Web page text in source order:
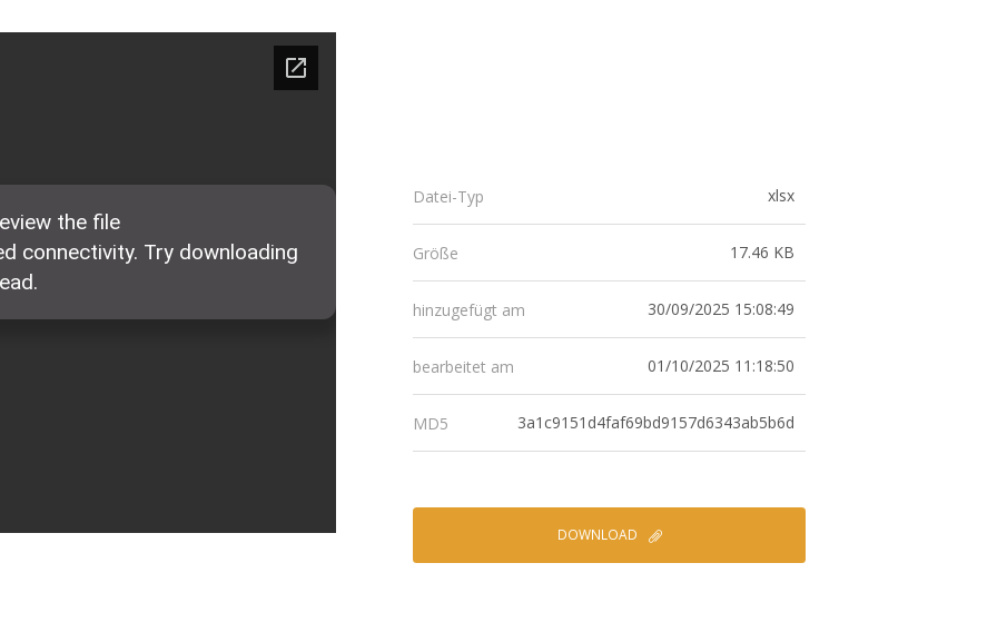
Datei-Typ xlsx
Größe 17.46 KB
hinzugefügt am 30/09/2025 15:08:49
bearbeitet am 01/10/2025 11:18:50
MD5 3a1c9151d4faf69bd9157d6343ab5b6d
DOWNLOAD